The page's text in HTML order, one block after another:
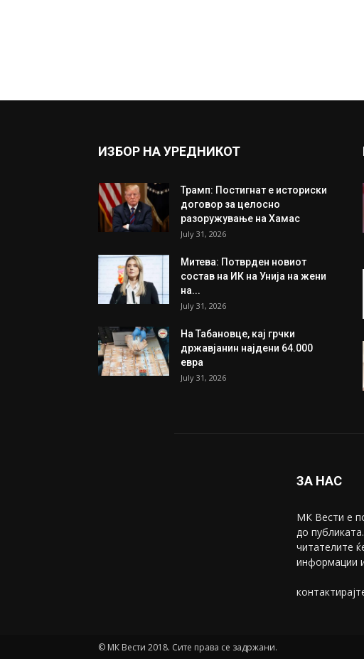
ИЗБОР НА УРЕДНИКОТ
Трамп: Постигнат е историски
договор за целосно
разоружување на Хамас
July 31, 2026
Митева: Потврден новиот
состав на ИК на Унија на жени
на...
July 31, 2026
На Табановце, кај грчки
државјанин најдени 64.000
евра
July 31, 2026
ЗА НАС
МК Вести е
до
читателите
информации
© МК Вести 2018. Сите права се задржани.